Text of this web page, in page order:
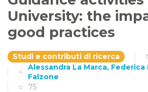
University: the
good practices
Studi e contributi di ricerca
Alessandra La Marca,
Falzone
75